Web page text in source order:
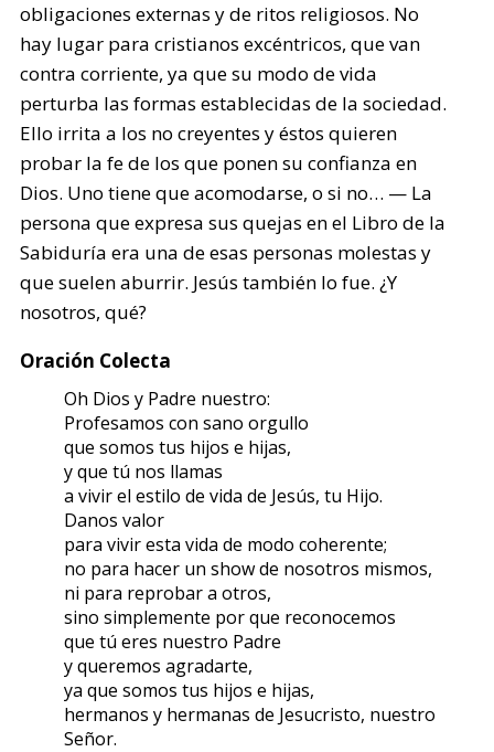
obligaciones externas y de ritos religiosos. No
hay lugar para cristianos excéntricos, que van
contra corriente, ya que su modo de vida
perturba las formas establecidas de la sociedad.
Ello irrita a los no creyentes y éstos quieren
probar la fe de los que ponen su confianza en
Dios. Uno tiene que acomodarse, o si no… — La
persona que expresa sus quejas en el Libro de la
Sabiduría era una de esas personas molestas y
que suelen aburrir. Jesús también lo fue. ¿Y
nosotros, qué?
Oración Colecta
Oh Dios y Padre nuestro:
Profesamos con sano orgullo
que somos tus hijos e hijas,
y que tú nos llamas
a vivir el estilo de vida de Jesús, tu Hijo.
Danos valor
para vivir esta vida de modo coherente;
no para hacer un show de nosotros mismos,
ni para reprobar a otros,
sino simplemente por que reconocemos
que tú eres nuestro Padre
y queremos agradarte,
ya que somos tus hijos e hijas,
hermanos y hermanas de Jesucristo, nuestro
Señor.